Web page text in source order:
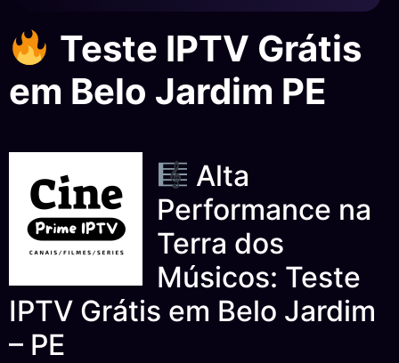
Teste IPTV Grátis
em Belo Jardim PE
Alta
Performance na
Terra dos
Músicos: Teste
IPTV Grátis em Belo Jardim
– PE